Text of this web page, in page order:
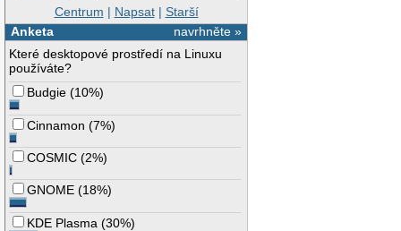
Centrum | Napsat| Starší
navrhněte »
Anketa
Které desktopové prostředí na Linuxu
používáte?
Budgie (10%)
Cinnamon (7%)
COSMIC (2%)
GNOME (18%)
KDE Plasma (30%)